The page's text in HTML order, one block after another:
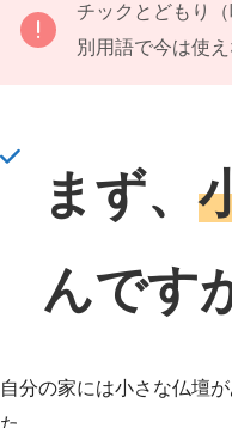
チックとどもり
別用語で今は使
まず、
んです
自分の家には小さな仏壇
た